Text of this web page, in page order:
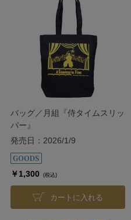
バッグ／月組『侍タイムスリッ
パー』
発売日：2026/1/9
￥1,300 (税込)
カートに入れる